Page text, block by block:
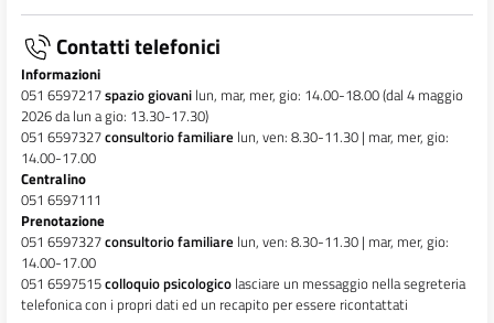
Contatti telefonici
Informazioni
051 6597217spazio giovanilun, mar, mer, gio: 14.00-18.00 (dal 4 maggio
2026 da lun a gio: 13.30-17.30)
051 6597327consultorio familiare lun, ven: 8.30-11.30 | mar, mer, gio:
14.00-17.00
Centralino
051 6597111
Prenotazione
051 6597327consultorio familiare lun, ven: 8.30-11.30 | mar, mer, gio:
14.00-17.00
051 6597515colloquio psicologicolasciare un messaggio nella segreteria
telefonica con i propri dati ed un recapito per essere ricontattati